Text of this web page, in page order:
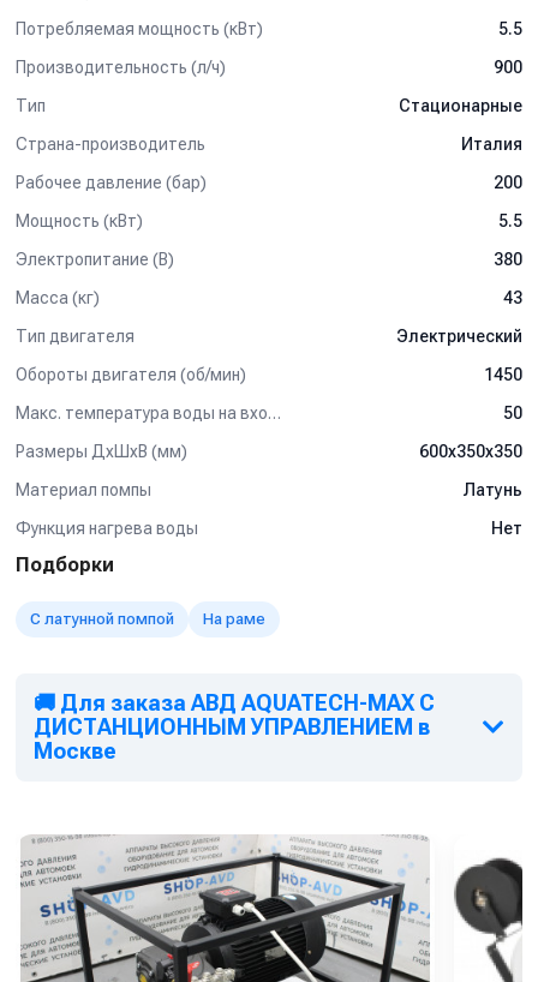
максимальное давление 210 бар
рабочее давление 200 бар
количество оборотов двигателя 1450 об/мин
мощность двигателя 5,5 кВт
помпа Annovi Reverberi SXM 15.20 N DX (Италия)
электродвигатель Nicolini 5,5 кВт/380 В/1450 об/мин
перепускной узел R+M ST-261 total-stop
пусковая станция 12А с тепловой защитой
рама Aquatech
кабель 3м
Внимание! Остерегайтесь подделок! Аппараты АМИТ-
Потребляемая мощность (кВт)
5.5
Производительность (л/ч)
900
Тип
Стационарные
Страна-производитель
Италия
Рабочее давление (бар)
200
Мощность (кВт)
5.5
Электропитание (В)
380
Масса (кг)
43
Тип двигателя
Электрический
Обороты двигателя (об/мин)
1450
Макс. температура воды на входе (°C)
50
Размеры ДхШхВ (мм)
600х350х350
Материал помпы
Латунь
Функция нагрева воды
Нет
Подборки
С латунной помпой На раме
🚚 Для заказа АВД AQUATECH-MAX С
ДИСТАНЦИОННЫМ УПРАВЛЕНИЕМ в
Москве